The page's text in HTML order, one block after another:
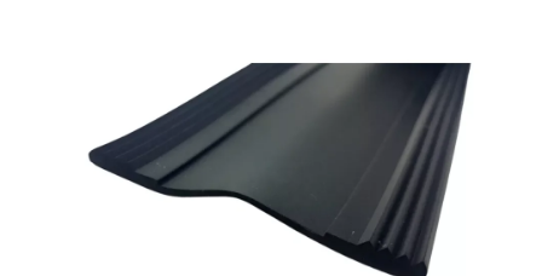
hvězdiček.